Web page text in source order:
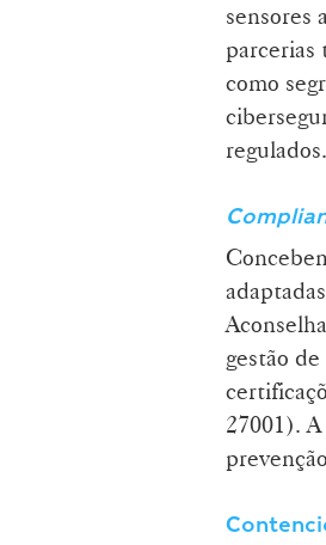
sensores
parcerias
como
regulados.
gestão
27001).